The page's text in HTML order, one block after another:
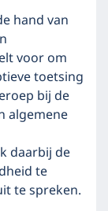
hand van
voor om
toetsing
bij de
algemene
daarbij de
te
te spreken.